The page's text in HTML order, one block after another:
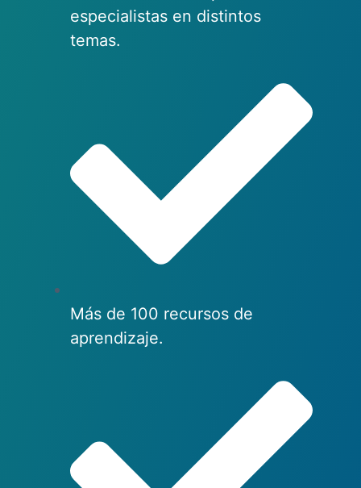
especialistas en distintos
temas.
Más de 100 recursos de
aprendizaje.